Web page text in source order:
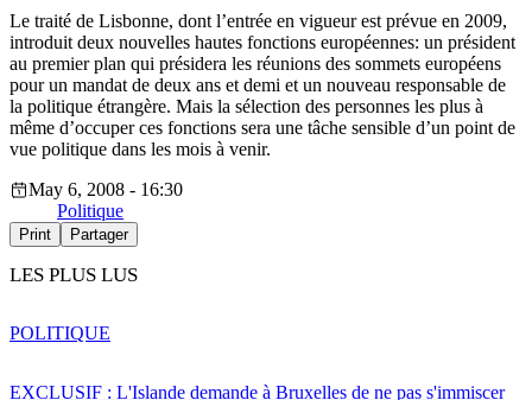
Le traité de Lisbonne, dont l’entrée en vigueur est prévue en 2009,
introduit deux nouvelles hautes fonctions européennes: un président
au premier plan qui présidera les réunions des sommets européens
pour un mandat de deux ans et demi et un nouveau responsable de
la politique étrangère. Mais la sélection des personnes les plus à
même d’occuper ces fonctions sera une tâche sensible d’un point de
vue politique dans les mois à venir.
May 6, 2008 - 16:30
Politique
Print Partager
LES PLUS LUS
EXCLUSIF : L'Islande demande à Bruxelles de ne pas s'immiscer
POLITIQUE